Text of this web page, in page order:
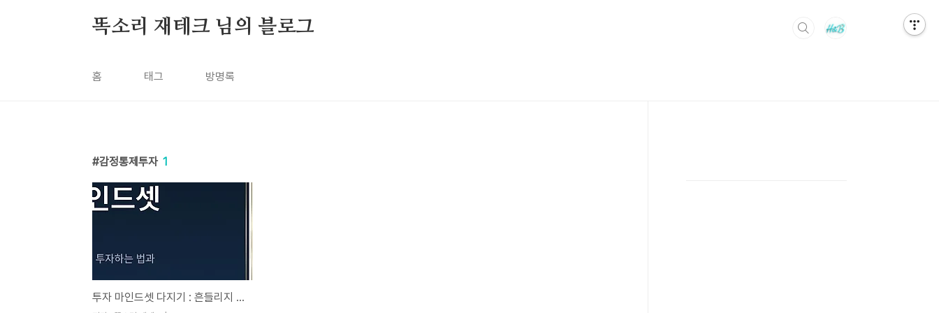
똑소리 재테크 님의 블로그
홈 태그 방명록
감정통제투자 1
투자 마인드셋 다지기 : 흔들리지 않고 꾸준히 투자하는 법과 필요한 마음가짐